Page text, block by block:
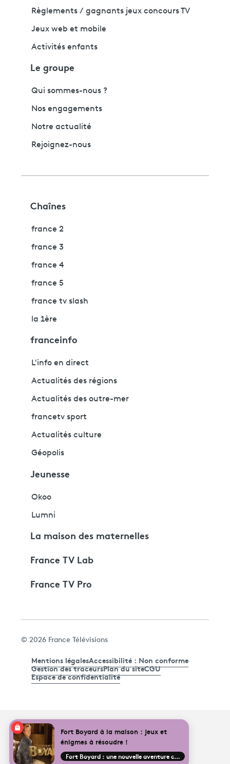
Règlements / gagnants jeux concours TV
Jeux web et mobile
Activités enfants
Le groupe
Qui sommes-nous ?
Nos engagements
Notre actualité
Rejoignez-nous
Chaînes
france 2
france 3
france 4
france 5
france tv slash
la 1ère
franceinfo
L'info en direct
Actualités des régions
Actualités des outre-mer
francetv sport
Actualités culture
Géopolis
Jeunesse
Okoo
Lumni
La maison des maternelles
France TV Lab
France TV Pro
© 2026 France Télévisions
Mentions légalesAccessibilité : Non conforme
Gestion des traceursPlan du siteCGU
Espace de confidentialité
Fort Boyard à la maison : jeux et
énigmes à résoudre !
Fort Boyard : une nouvelle aventure commence !